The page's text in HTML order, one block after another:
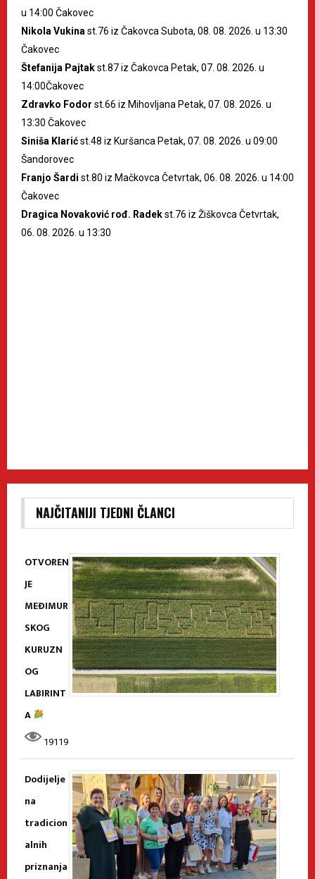
u 14:00 Čakovec
Nikola Vukina st.76 iz Čakovca Subota, 08. 08. 2026. u 13:30
Čakovec
Štefanija Pajtakst.87 iz Čakovca Petak, 07. 08. 2026. u
14:00Čakovec
Zdravko Fodor st.66 iz Mihovljana Petak, 07. 08. 2026. u
13:30 Čakovec
Siniša Klarićst.48 iz Kuršanca Petak, 07. 08. 2026. u 09:00
Šandorovec
Franjo Šardi st.80 iz Mačkovca Četvrtak, 06. 08. 2026. u 14:00
Čakovec
Dragica Novaković rođ. Radekst.76 iz Žiškovca Četvrtak,
06. 08. 2026. u 13:30
NAJČITANIJI TJEDNI ČLANCI
OTVOREN
JE
MEĐIMUR
SKOG
KURUZN
OG
LABIRINT
A
19119
Dodijelje
na
tradicion
alnih
priznanja